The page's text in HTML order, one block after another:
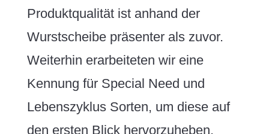
Produktqualität ist anhand der
Wurstscheibe präsenter als zuvor.
Weiterhin erarbeiteten wir eine
Kennung für Special Need und
Lebenszyklus Sorten, um diese auf
den ersten Blick hervorzuheben.